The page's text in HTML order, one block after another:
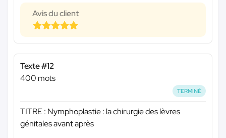
Avis du client
Texte #12
400 mots
TERMINÉ
TITRE : Nymphoplastie : la chirurgie des lèvres
génitales avant après